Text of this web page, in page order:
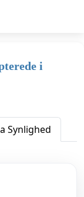
i
Synlighed